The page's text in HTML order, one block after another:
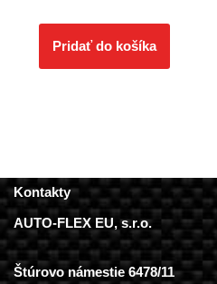
Pridať do košíka
Kontakty
AUTO-FLEX EU, s.r.o.
Štúrovo námestie 6478/11